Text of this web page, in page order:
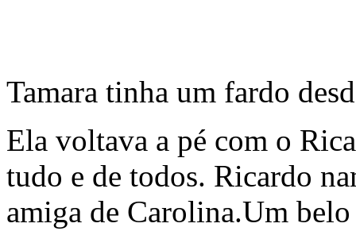
Tamara tinha um fardo
Ela voltava a pé com o
tudo e de todos. Ricardo
amiga de Carolina.Um